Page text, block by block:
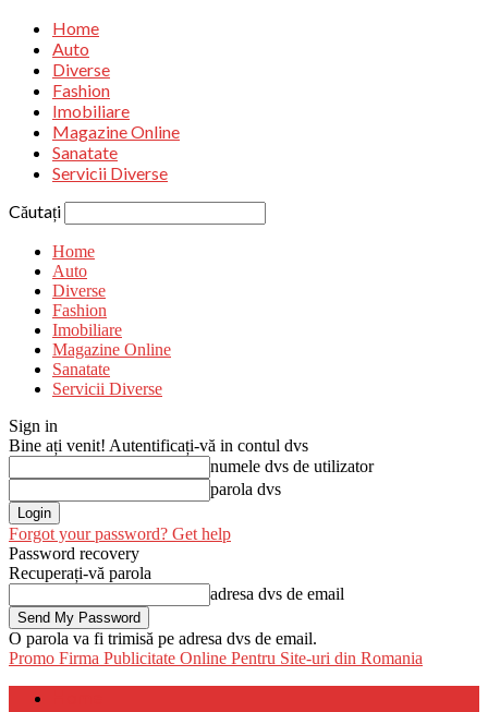
Home
Auto
Diverse
Fashion
Imobiliare
Magazine Online
Sanatate
Servicii Diverse
Căutați
Home
Auto
Diverse
Fashion
Imobiliare
Magazine Online
Sanatate
Servicii Diverse
Sign in
Bine ați venit! Autentificați-vă in contul dvs
numele dvs de utilizator
parola dvs
Forgot your password? Get help
Password recovery
Recuperați-vă parola
adresa dvs de email
O parola va fi trimisă pe adresa dvs de email.
Promo Firma Publicitate Online Pentru Site-uri din Romania